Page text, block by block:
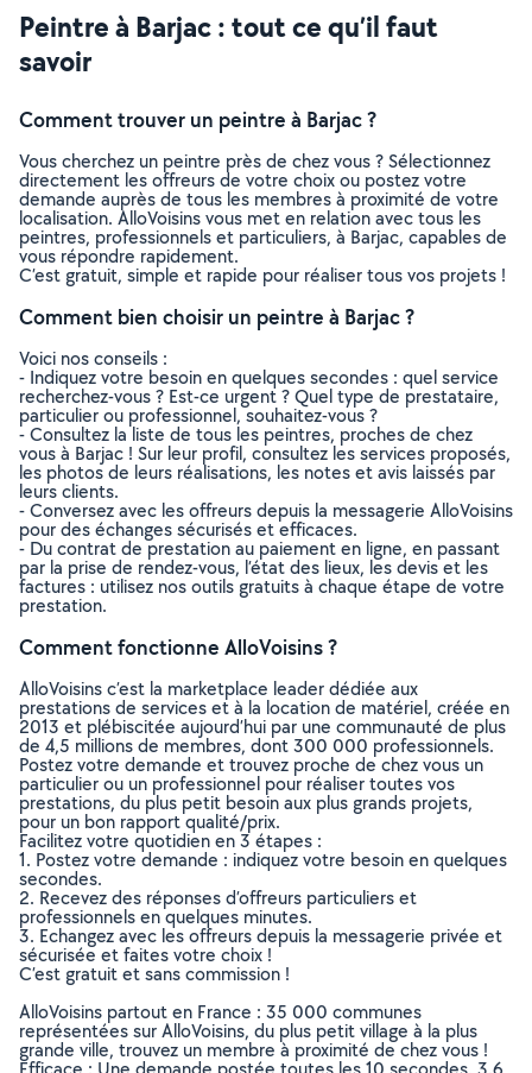
Peintre à Barjac : tout ce qu’il faut
savoir
Comment trouver un peintre à Barjac ?
Vous cherchez un peintre près de chez vous ? Sélectionnez
directement les offreurs de votre choix ou postez votre
demande auprès de tous les membres à proximité de votre
localisation. AlloVoisins vous met en relation avec tous les
peintres, professionnels et particuliers, à Barjac, capables de
vous répondre rapidement.
C’est gratuit, simple et rapide pour réaliser tous vos projets !
Comment bien choisir un peintre à Barjac ?
Voici nos conseils :
- Indiquez votre besoin en quelques secondes : quel service
recherchez-vous ? Est-ce urgent ? Quel type de prestataire,
particulier ou professionnel, souhaitez-vous ?
- Consultez la liste de tous les peintres, proches de chez
vous à Barjac ! Sur leur profil, consultez les services proposés,
les photos de leurs réalisations, les notes et avis laissés par
leurs clients.
- Conversez avec les offreurs depuis la messagerie AlloVoisins
pour des échanges sécurisés et efficaces.
- Du contrat de prestation au paiement en ligne, en passant
par la prise de rendez-vous, l’état des lieux, les devis et les
factures : utilisez nos outils gratuits à chaque étape de votre
prestation.
Comment fonctionne AlloVoisins ?
AlloVoisins c’est la marketplace leader dédiée aux
prestations de services et à la location de matériel, créée en
2013 et plébiscitée aujourd’hui par une communauté de plus
de 4,5 millions de membres, dont 300 000 professionnels.
Postez votre demande et trouvez proche de chez vous un
particulier ou un professionnel pour réaliser toutes vos
prestations, du plus petit besoin aux plus grands projets,
pour un bon rapport qualité/prix.
Facilitez votre quotidien en 3 étapes :
1. Postez votre demande : indiquez votre besoin en quelques
secondes.
2. Recevez des réponses d’offreurs particuliers et
professionnels en quelques minutes.
3. Echangez avec les offreurs depuis la messagerie privée et
sécurisée et faites votre choix !
C’est gratuit et sans commission !
AlloVoisins partout en France : 35 000 communes
représentées sur AlloVoisins, du plus petit village à la plus
grande ville, trouvez un membre à proximité de chez vous !